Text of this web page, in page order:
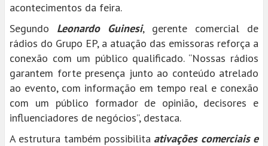
acontecimentos da feira.
Segundo Leonardo Guinesi, gerente comercial de
rádios do Grupo EP, a atuação das emissoras reforça a
conexão com um público qualificado. “Nossas rádios
garantem forte presença junto ao conteúdo atrelado
ao evento, com informação em tempo real e conexão
com um público formador de opinião, decisores e
influenciadores de negócios”, destaca.
A estrutura também possibilita ativações comerciais e